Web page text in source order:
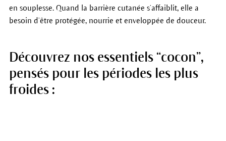
en souplesse. Quand la barrière cutanée s’affaiblit, elle a
besoin d’être protégée, nourrie et enveloppée de douceur.
Découvrez nos essentiels “cocon”,
pensés pour les périodes les plus
froides :